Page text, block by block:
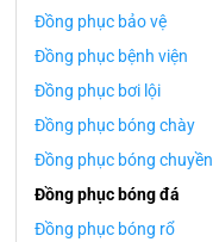
Đồng phục bảo vệ
Đồng phục bệnh viện
Đồng phục bơi lội
Đồng phục bóng chày
Đồng phục bóng chuyền
Đồng phục bóng đá
Đồng phục bóng rổ